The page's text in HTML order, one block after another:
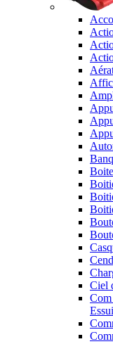
Ciel